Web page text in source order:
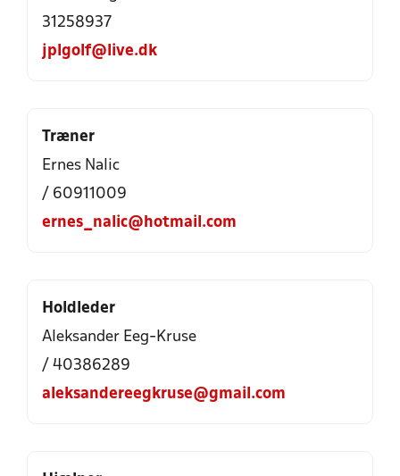
31258937
jplgolf@live.dk
Træner
Ernes Nalic
/ 60911009
ernes_nalic@hotmail.com
Holdleder
Aleksander Eeg-Kruse
/ 40386289
aleksandereegkruse@gmail.com